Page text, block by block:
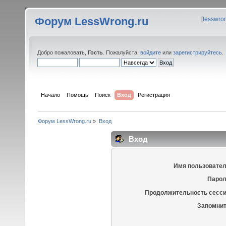
Форум LessWrong.ru [
Добро пожаловать, Гость . Пожалуйста, войдите или зарегистрируйтесь
Начало Помощь Поиск Вход Регистрация
Форум LessWrong.ru » Вход
Вход
Имя
Продолжительность